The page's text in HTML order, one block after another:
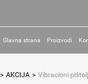
Glavna strana Proizvodi
> AKCIJA > Vibracioni